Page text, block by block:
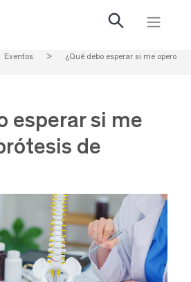
Eventos >
¿Qué debo esperar si me opero
esperar si me
de